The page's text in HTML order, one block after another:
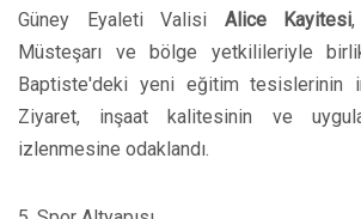
Güney Eyaleti Valisi Alice Kayitesi,
Müsteşarı ve bölge yetkilileriyle
Baptiste'deki yeni eğitim tesislerinin
Ziyaret, inşaat kalitesinin ve
izlenmesine odaklandı.